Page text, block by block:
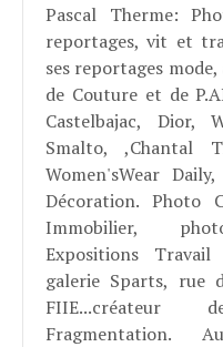
Pascal Therme:
reportages, vit et
ses reportages
de Couture et de
Castelbajac, Dior,
Smalto, ,Chantal
Women'sWear
Décoration. Photo
Immobilier,
Expositions
galerie Sparts, rue
FIIE...créateur
Fragmentation.